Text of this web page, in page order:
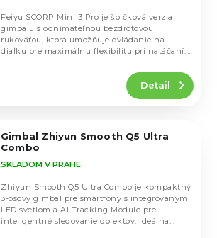
Detail
Feiyu SCORP Mini 3 Pro je špičková verzia
gimbalu s odnímateľnou bezdrôtovou
rukoväťou, ktorá umožňuje ovládanie na
diaľku pre maximálnu flexibilitu pri natáčaní.
Gimbal Zhiyun Smooth Q5 Ultra
Combo
SKLADOM V PRAHE
Zhiyun Smooth Q5 Ultra Combo je kompaktný
3-osový gimbal pre smartfóny s integrovaným
LED svetlom a AI Tracking Module pre
inteligentné sledovanie objektov. Ideálna
voľba pre...